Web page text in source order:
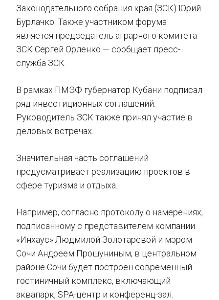
Законодательного собрания края (ЗСК) Юрий
Бурлачко. Также участником форума
является председатель аграрного комитета
ЗСК Сергей Орленко — сообщает пресс-
служба ЗСК.
В рамках ПМЭФ губернатор Кубани подписал
ряд инвестиционных соглашений.
Руководитель ЗСК также принял участие в
деловых встречах.
Значительная часть соглашений
предусматривает реализацию проектов в
сфере туризма и отдыха.
Например, согласно протоколу о намерениях,
подписанному с представителем компании
«Инхаус» Людмилой Золотаревой и мэром
Сочи Андреем Прошуниным, в центральном
районе Сочи будет построен современный
гостиничный комплекс, включающий
аквапарк, SPA-центр и конференц-зал.